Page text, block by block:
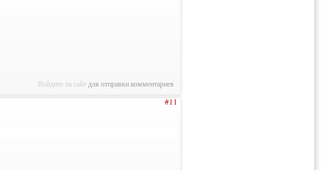
Войдите на сайт для отправки комментариев
#11